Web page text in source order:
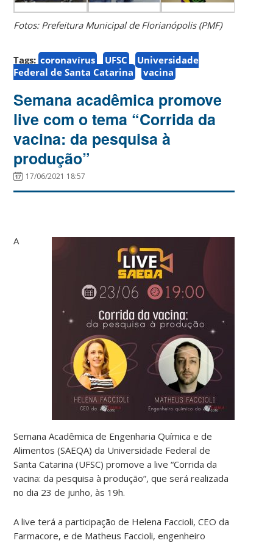
Fotos: Prefeitura Municipal de Florianópolis (PMF)
Tags: coronavírus UFSC
Universidade
Federal de Santa Catarina
vacina
Semana acadêmica promove
live com o tema “Corrida da
vacina: da pesquisa à
produção”
17/06/2021 18:57
A
Semana Acadêmica de Engenharia Química e de
Alimentos (SAEQA) da Universidade Federal de
Santa Catarina (UFSC) promove a live “Corrida da
vacina: da pesquisa à produção”, que será realizada
no dia 23 de junho, às 19h.
A live terá a participação de Helena Faccioli, CEO da
Farmacore, e de Matheus Faccioli, engenheiro